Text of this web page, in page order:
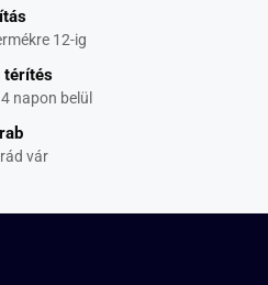
12-ig
térítés
napon belül
vár